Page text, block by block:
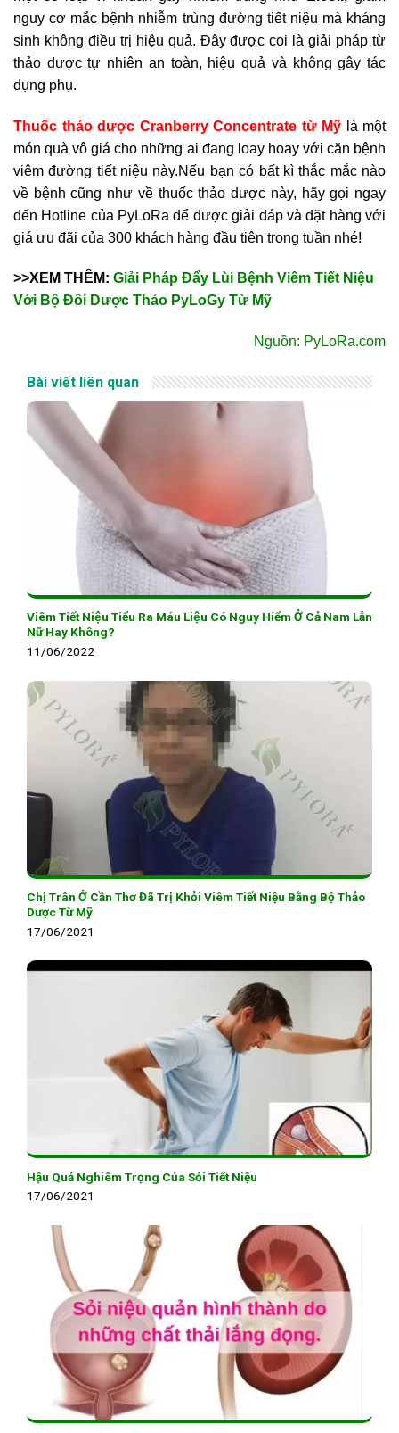
nguy cơ mắc bệnh nhiễm trùng đường tiết niệu mà kháng
sinh không điều trị hiệu quả. Đây được coi là giải pháp từ
thảo dược tự nhiên an toàn, hiệu quả và không gây tác
dụng phụ.
Thuốc thảo dược Cranberry Concentrate từ Mỹ là một
món quà vô giá cho những ai đang loay hoay với căn bệnh
viêm đường tiết niệu này.Nếu bạn có bất kì thắc mắc nào
về bệnh cũng như về thuốc thảo dược này, hãy gọi ngay
đến Hotline của PyLoRa để được giải đáp và đặt hàng với
giá ưu đãi của 300 khách hàng đầu tiên trong tuần nhé!
>>XEM THÊM: Giải Pháp Đẩy Lùi Bệnh Viêm Tiết Niệu
Với Bộ Đôi Dược Thảo PyLoGy Từ Mỹ
Nguồn: PyLoRa.com
Bài viết liên quan
Viêm Tiết Niệu Tiểu Ra Máu Liệu Có Nguy Hiểm Ở Cả Nam Lẫn
Nữ Hay Không?
11/06/2022
Chị Trân Ở Cần Thơ Đã Trị Khỏi Viêm Tiết Niệu Bằng Bộ Thảo
Dược Từ Mỹ
17/06/2021
Hậu Quả Nghiêm Trọng Của Sỏi Tiết Niệu
17/06/2021